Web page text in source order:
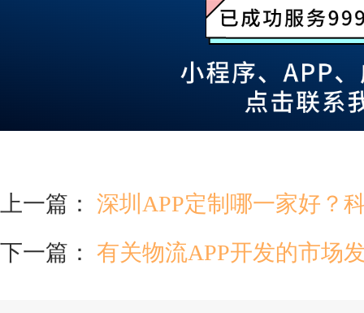
上一篇： 深圳APP定制哪一家好？
下一篇： 有关物流APP开发的市场